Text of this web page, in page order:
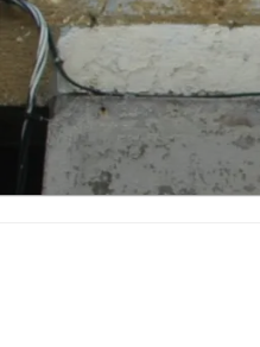
Zum
Inhalt
springen